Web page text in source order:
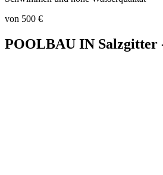
von 500 €
POOLBAU IN Salzgitter